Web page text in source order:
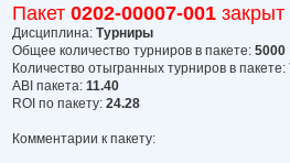
Пакет 0202-00007-001
Дисциплина: Турниры
Общее количество турниров в пакете: 5000
Количество отыгранных турниров в пакете:
АBI пакета: 11.40
ROI по пакету: 24.28
Комментарии к пакету: